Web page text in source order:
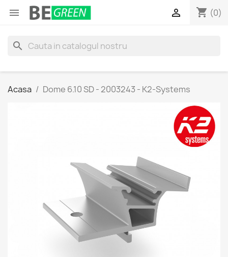
 shopping_cart (0)

search
Acasa Dome 6.10 SD - 2003243 - K2-Systems